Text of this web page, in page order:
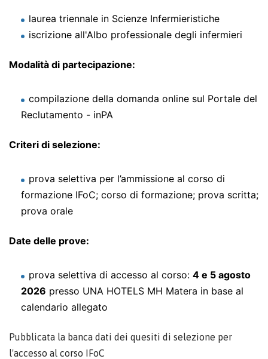
laurea triennale in Scienze Infermieristiche
iscrizione all'Albo professionale degli infermieri
Modalità di partecipazione:
compilazione della domanda online sul Portale del
Reclutamento - inPA
Criteri di selezione:
prova selettiva per l’ammissione al corso di
formazione IFoC; corso di formazione; prova scritta;
prova orale
Date delle prove:
prova selettiva di accesso al corso: 4 e 5 agosto
2026 presso UNA HOTELS MH Matera in base al
calendario allegato
Pubblicata la banca dati dei quesiti di selezione per
l'accesso al corso IFoC